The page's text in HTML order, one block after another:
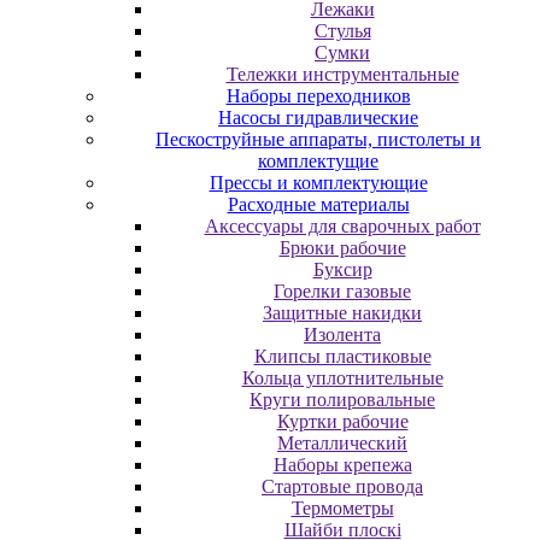
Лежаки
Стулья
Сумки
Тележки инструментальные
Наборы переходников
Насосы гидравлические
Пескоструйные аппараты, пистолеты и
комплектущие
Прессы и комплектующие
Расходные материалы
Аксессуары для сварочных работ
Брюки рабочие
Буксир
Горелки газовые
Защитные накидки
Изолента
Клипсы пластиковые
Кольца уплотнительные
Круги полировальные
Куртки рабочие
Металлический
Наборы крепежа
Стартовые провода
Термометры
Шайби плоскі